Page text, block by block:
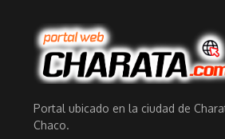
Portal ubicado en la ciudad de
Chaco.